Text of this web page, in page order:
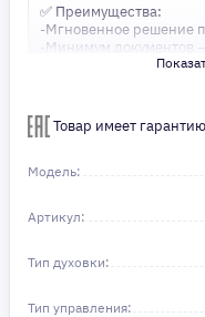
✅ Преимущества:
-Мгновенное решение
-Минимум документов
-Удобные сроки и
Получите то, что
удобство — наш
в этом!
Товар имеет
Модель:
Артикул:
Тип духовки:
Тип управления: